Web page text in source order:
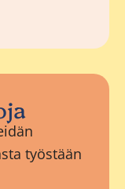
työstään